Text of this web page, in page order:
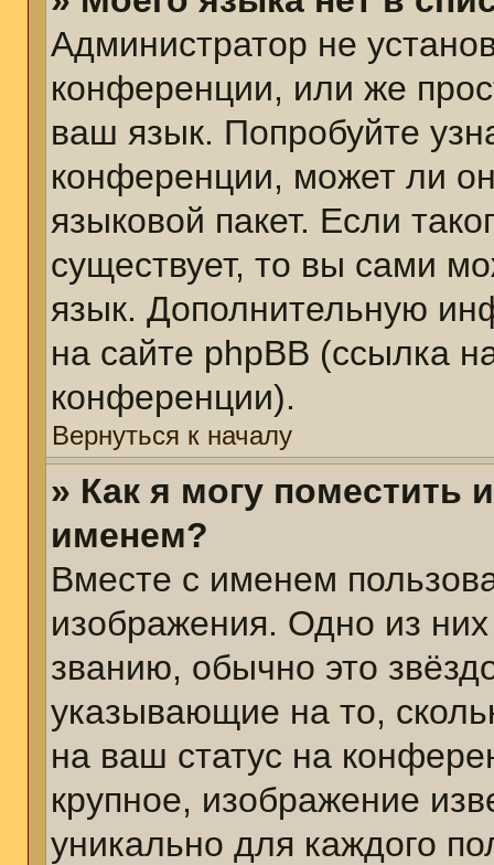
Администратор не
конференции, или же
ваш язык. Попробуйте
конференции, может ли
языковой пакет. Если
существует, то вы сами
язык. Дополнительную
на сайте phpBB (ссылка
конференции).
Вернуться к началу
» Как я могу поместить
именем?
Вместе с именем
изображения. Одно из
званию, обычно это
указывающие на то,
на ваш статус на
крупное, изображение
уникально для каждого